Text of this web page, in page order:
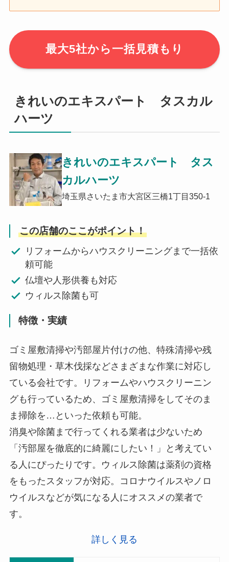
最大5社から一括見積もり
きれいのエキスパート タスカル
ハーツ
きれいのエキスパート タス
カルハーツ
埼玉県さいたま市大宮区三橋1丁目350-1
この店舗のここがポイント！
リフォームからハウスクリーニングまで一括依
頼可能
仏壇や人形供養も対応
ウィルス除菌も可
特徴・実績
ゴミ屋敷清掃や汚部屋片付けの他、特殊清掃や残
留物処理・草木伐採などさまざまな作業に対応し
ている会社です。リフォームやハウスクリーニン
グも行っているため、ゴミ屋敷清掃をしてそのま
ま掃除を…といった依頼も可能。
消臭や除菌まで行ってくれる業者は少ないため
「汚部屋を徹底的に綺麗にしたい！」と考えてい
る人にぴったりです。ウィルス除菌は薬剤の資格
をもったスタッフが対応。コロナウイルスやノロ
ウイルスなどが気になる人にオススメの業者で
す。
詳しく見る